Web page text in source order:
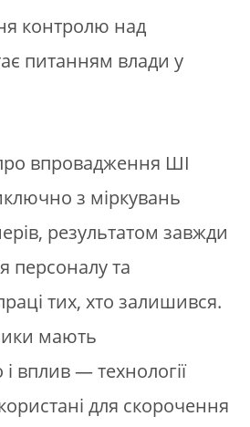
контролю над
питанням влади у
впровадження ШІ
з міркувань
результатом завжди
персоналу та
тих, хто залишився.
мають
вплив — технології
для скорочення